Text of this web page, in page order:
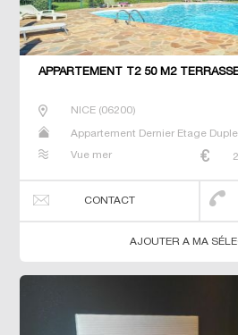
APPARTEMENT T2 50 M2
NICE(06200)
Appartement Dernier Etage
Vue mer
CONTACT
AJOUTER A MA